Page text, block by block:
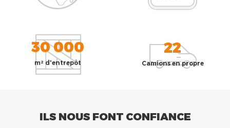
30 000
m² d'entrepôt
22
Camions en propre
ILS NOUS FONT CONFIANCE